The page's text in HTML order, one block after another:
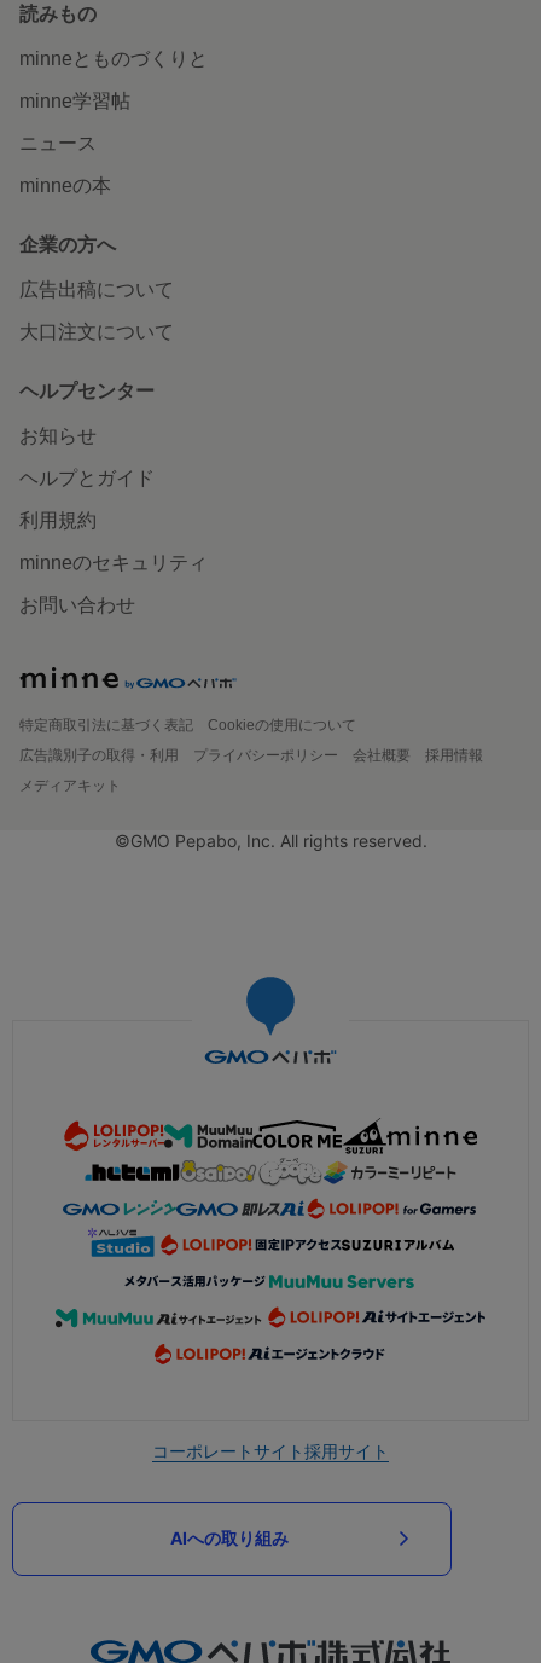
読みもの
minneとものづくりと
minne学習帖
ニュース
minneの本
企業の方へ
広告出稿について
大口注文について
ヘルプセンター
お知らせ
ヘルプとガイド
利用規約
minneのセキュリティ
お問い合わせ
特定商取引法に基づく表記
Cookieの使用について
広告識別子の取得・利用
プライバシーポリシー 会社概要
採用情報
メディアキット
©GMO Pepabo, Inc. All rights reserved.
コーポレートサイト採用サイト
AIへの取り組み